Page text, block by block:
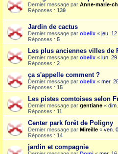
Dernier message par Anne-marie-ch
Réponses : 139
Jardin de cactus
Dernier message par obelix « jeu.
Réponses : 5
Les plus anciennes villes de
Dernier message par obelix « lun.
Réponses : 2
ça s'appelle comment ?
Dernier message par obelix « mer.
Réponses : 15
Les pistes comtoises selon
Dernier message par gentiane «
Réponses : 11
Center park forêt de Poligny
Dernier message par Mireille « ven.
Réponses : 14
jardin et compagnie